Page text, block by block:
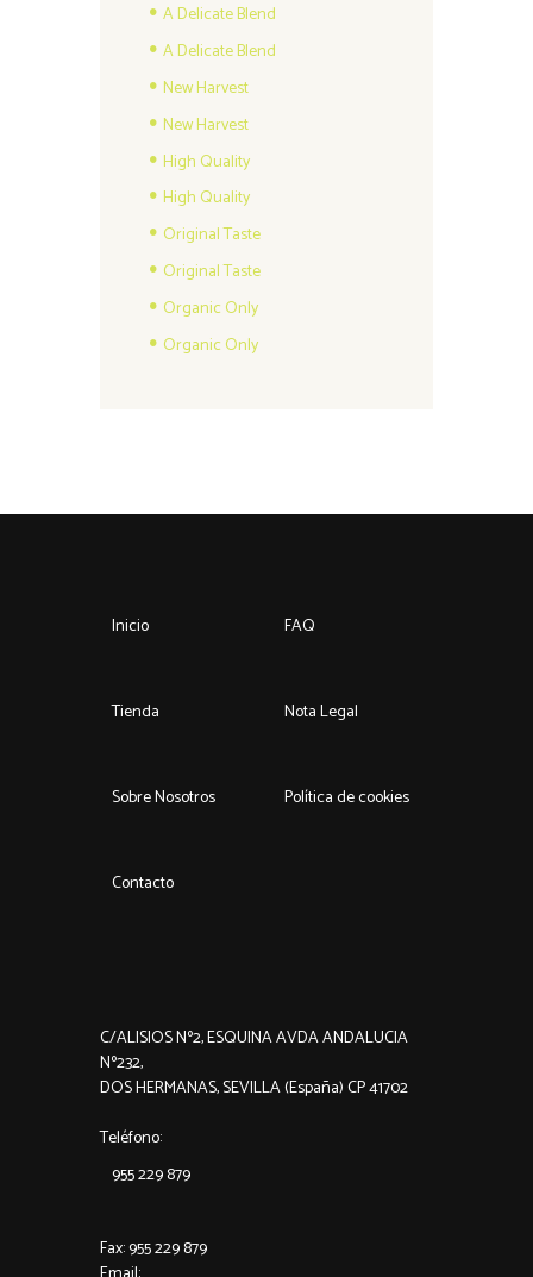
A Delicate Blend
A Delicate Blend
New Harvest
New Harvest
High Quality
High Quality
Original Taste
Original Taste
Organic Only
Organic Only
Inicio
Tienda
Sobre Nosotros
Contacto
FAQ
Nota Legal
Política de cookies
C/ALISIOS Nº2, ESQUINA AVDA ANDALUCIA
Nº232,
DOS HERMANAS, SEVILLA (España) CP 41702
Teléfono:
955 229 879
Fax: 955 229 879